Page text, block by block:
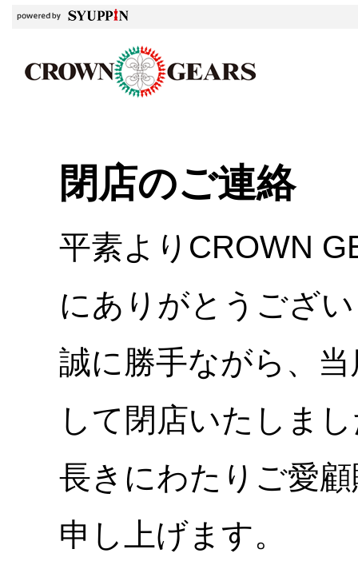
閉店のご連絡
平素よりCROWN
にありがとうござ
誠に勝手ながら、
して閉店いたしま
長きにわたりご愛
申し上げます。